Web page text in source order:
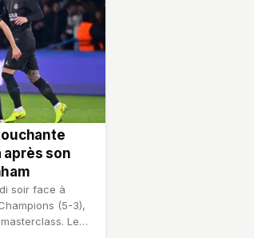
son
soir face à
(5-3),
Le